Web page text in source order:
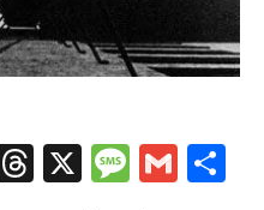
LinkedInThreads
X Message
Gmail